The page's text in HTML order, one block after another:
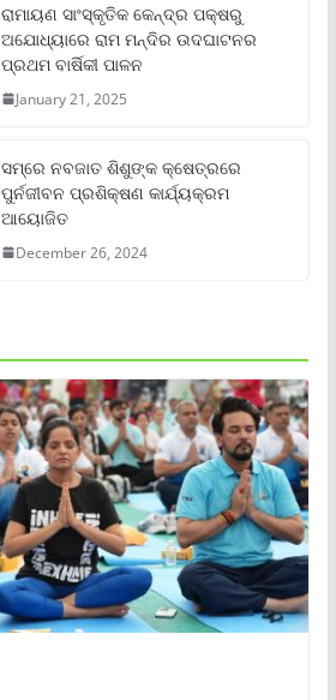
ରାମାୟଣ ସାଂସ୍କୃତିକ କେନ୍ଦ୍ର ପକ୍ଷରୁ
ଅଯୋଧ୍ୟାରେ ରାମ ମନ୍ଦିର ଉଦଘାଟନର
ପ୍ରଥମ ବାର୍ଷିକୀ ପାଳନ
January 21, 2025
ସମ୍‌ରେ ନବଜାତ ଶିଶୁଙ୍କ କ୍ଷେତ୍ରରେ
ପୁର୍ନଜୀବନ ପ୍ରଶିକ୍ଷଣ କାର୍ଯ୍ୟକ୍ରମ
ଆୟୋଜିତ
December 26, 2024